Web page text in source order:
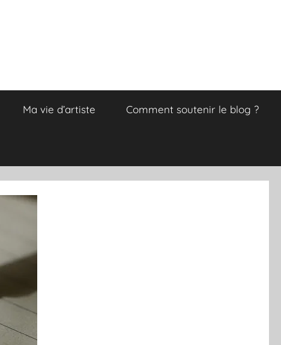
Ma vie d’artiste Comment soutenir le blog ?